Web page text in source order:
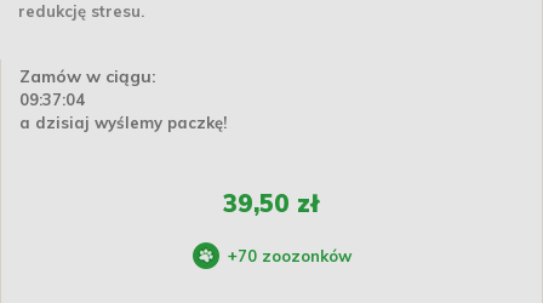
redukcję stresu.
Zamów w ciągu:
09:37:03
a dzisiaj wyślemy paczkę!
39,50 zł
+70 zoozonków